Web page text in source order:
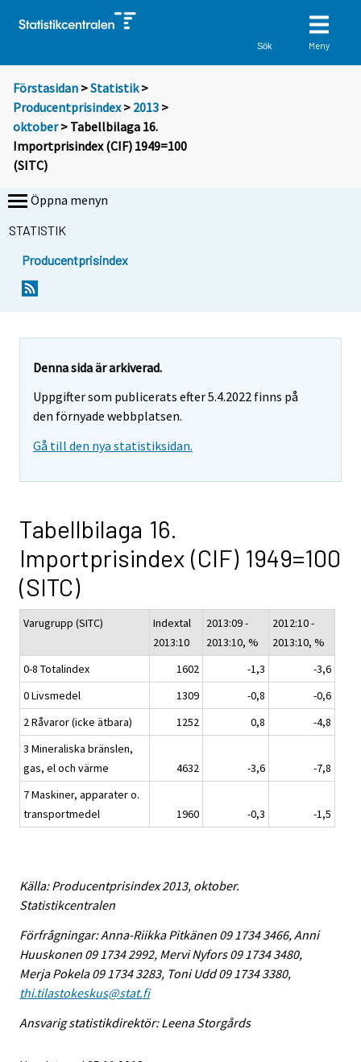
Sök Meny
Förstasidan >Statistik >
Producentprisindex> 2013 >
oktober> Tabellbilaga 16.
Importprisindex (CIF) 1949=100
(SITC)
Öppna menyn
STATISTIK
Producentprisindex
Denna sida är arkiverad.
Uppgifter som publicerats efter 5.4.2022 finns på
den förnyade webbplatsen.
Gå till den nya statistiksidan.
Tabellbilaga 16.
Importprisindex (CIF) 1949=100
(SITC)
Varugrupp (SITC)
Indextal
2013:10
2013:09 -
2013:10, %
2012:10 -
2013:10, %
0-8 Totalindex
1602 -1,3
-3,6
0 Livsmedel
1309 -0,8
-0,6
2 Råvaror (icke ätbara)
1252 0,8
-4,8
3 Mineraliska bränslen,
gas, el och värme
4632 -3,6
-7,8
7 Maskiner, apparater o.
transportmedel
1960 -0,3 -1,5
Källa: Producentprisindex 2013, oktober.
Statistikcentralen
Förfrågningar: Anna-Riikka Pitkänen 09 1734 3466, Anni
Huuskonen 09 1734 2992, Mervi Nyfors 09 1734 3480,
Merja Pokela 09 1734 3283, Toni Udd 09 1734 3380,
thi.tilastokeskus@stat.fi
Ansvarig statistikdirektör: Leena Storgårds